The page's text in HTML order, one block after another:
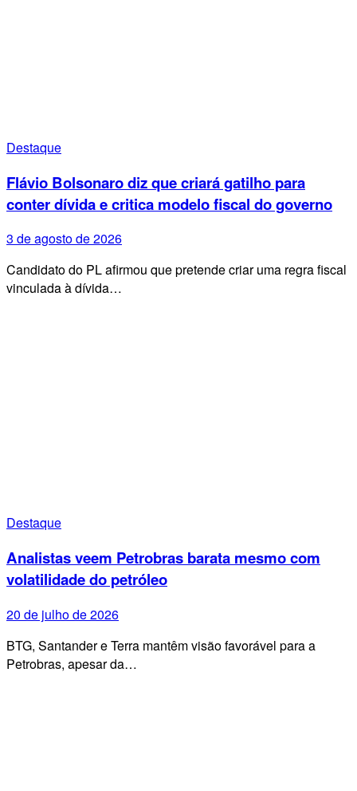
Destaque
Flávio Bolsonaro diz que criará gatilho para
conter dívida e critica modelo fiscal do governo
3 de agosto de 2026
Candidato do PL afirmou que pretende criar uma regra fiscal
vinculada à dívida…
Destaque
Analistas veem Petrobras barata mesmo com
volatilidade do petróleo
20 de julho de 2026
BTG, Santander e Terra mantêm visão favorável para a
Petrobras, apesar da…